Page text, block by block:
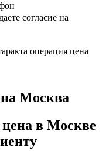
согласие на
операция цена
Москва
в Москве